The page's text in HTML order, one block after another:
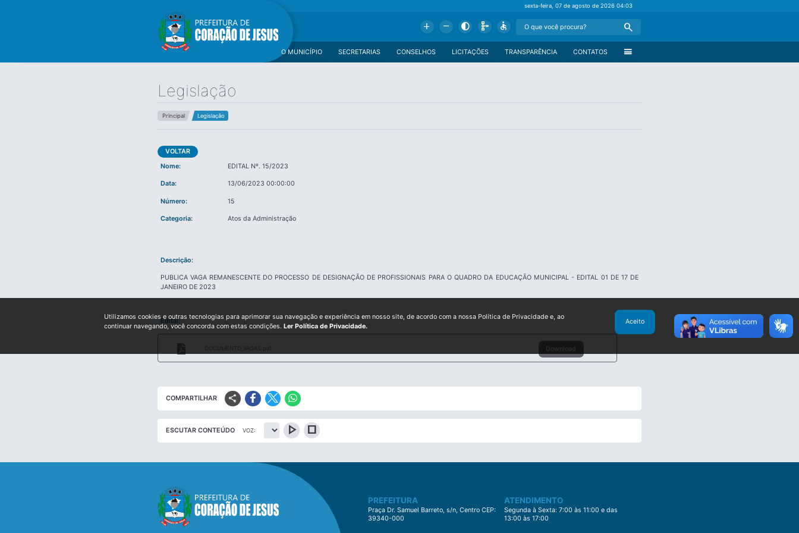
sexta-feira, 07 de agosto de 202604:03
Add Remove Contrast Schema Accessible Search
menu
CONTATOS
TRANSPARÊNCIA
LICITAÇÕES
CONSELHOS
SECRETARIAS
O MUNICÍPIO
Legislação
Principal Legislação
VOLTAR
Nome:
EDITAL Nº. 15/2023
Data: 13/06/2023 00:00:00
Número: 15
Categoria: Atos da Administração
Descrição:
PUBLICA VAGA REMANESCENTE DO PROCESSO DE DESIGNAÇÃO DE PROFISSIONAIS PARA O QUADRO DA EDUCAÇÃO MUNICIPAL - EDITAL 01 DE 17 DE
JANEIRO DE 2023
Edital:
DOCUMENTO_VAGAS.pdf Download
COMPARTILHAR share
ESCUTAR CONTEÚDO VOZ: play_arrow stop
PREFEITURA
Praça Dr. Samuel Barreto, s/n, Centro CEP:
39340-000
ATENDIMENTO
Segunda à Sexta: 7:00 às 11:00 e das
13:00 às 17:00
Utilizamos cookies e outras tecnologias para aprimorar sua navegação e experiência em nosso site, de acordo com a nossa Política de Privacidade e, ao
continuar navegando, você concorda com estas condições. Ler Política de Privacidade.
Aceito